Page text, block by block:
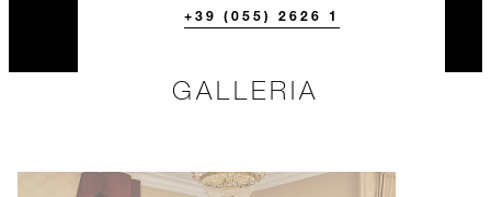
+39 (055) 2626 1
GALLERIA